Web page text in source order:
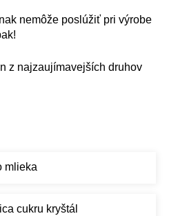
nemôže poslúžiť pri výrobe
z najzaujímavejších druhov
mlieka
cukru kryštál